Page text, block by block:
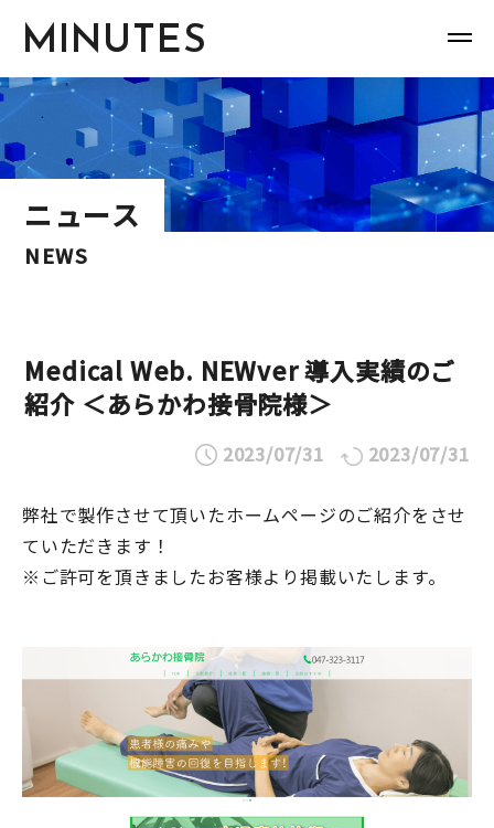
MINUTES
ニュース
NEWS
Medical Web. NEWver 導入実績のご
紹介 ＜あらかわ接骨院様＞
2023/07/31 2023/07/31
弊社で製作させて頂いたホームページのご紹介をさせ
ていただきます！
※ご許可を頂きましたお客様より掲載いたします。